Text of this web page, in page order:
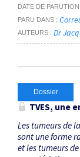
DATE DE PARUTION
PARU DANS
AUTEURS Dr
Dossier
TVES, une
Les tumeurs de
sont une forme
et les tumeurs